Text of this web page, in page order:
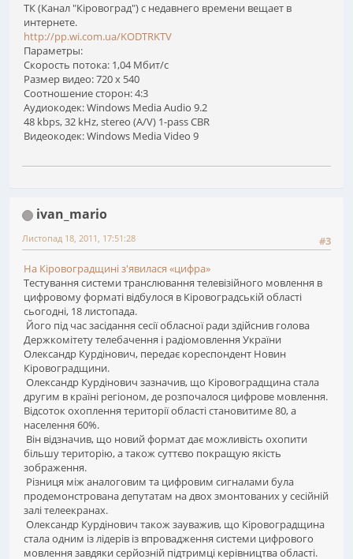
ТК (Канал "Кіровоград") с недавнего времени вещает в
интернете.
http://pp.wi.com.ua/KODTRKTV
Параметры:
Скорость потока: 1,04 Мбит/с
Размер видео: 720 x 540
Соотношение сторон: 4:3
Аудиокодек: Windows Media Audio 9.2
48 kbps, 32 kHz, stereo (A/V) 1-pass CBR
Видеокодек: Windows Media Video 9
ivan_mario
#3
Листопад 18, 2011, 17:51:28
На Кіровоградщині з'явилася «цифра»
Тестування системи транслювання телевізійного мовлення в
цифровому форматі відбулося в Кіровоградській області
сьогодні, 18 листопада.
Його під час засідання сесії обласної ради здійснив голова
Держкомітету телебачення і радіомовлення України
Олександр Курдінович, передає кореспондент Новин
Кіровоградщини.
Олександр Курдінович зазначив, що Кіровоградщина стала
другим в країні регіоном, де розпочалося цифрове мовлення.
Відсоток охоплення території області становитиме 80, а
населення 60%.
Він відзначив, що новий формат дає можливість охопити
більшу територію, а також суттєво покращую якість
зображення.
Різниця між аналоговим та цифровим сигналами була
продемонстрована депутатам на двох змонтованих у сесійній
залі телеекранах.
Олександр Курдінович також зауважив, що Кіровоградщина
стала одним із лідерів із впровадження системи цифрового
мовлення завдяки серйозній підтримці керівництва області.